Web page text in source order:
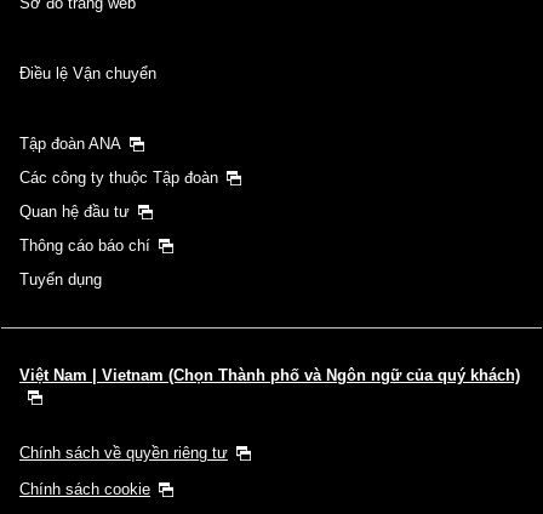
Điều lệ Vận chuyển
Tập đoàn ANA
Các công ty thuộc Tập đoàn
Quan hệ đầu tư
Thông cáo báo chí
Tuyển dụng
Việt Nam | Vietnam (Chọn Thành phố và Ngôn ngữ của quý khách)
Chính sách về quyền riêng tư
Chính sách cookie